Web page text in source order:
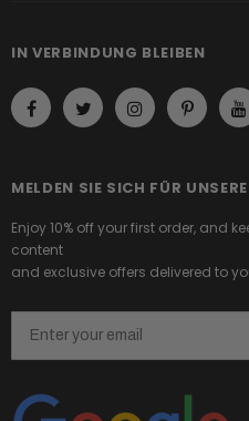
IN VERBINDUNG BLEIBEN
MELDEN SIE SICH FÜR
Enjoy 10% off your first order, and
content
and exclusive offers delivered to